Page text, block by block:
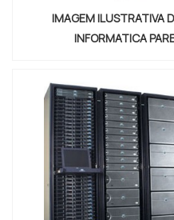
IMAGEM ILUSTRATIVA
INFORMATICA